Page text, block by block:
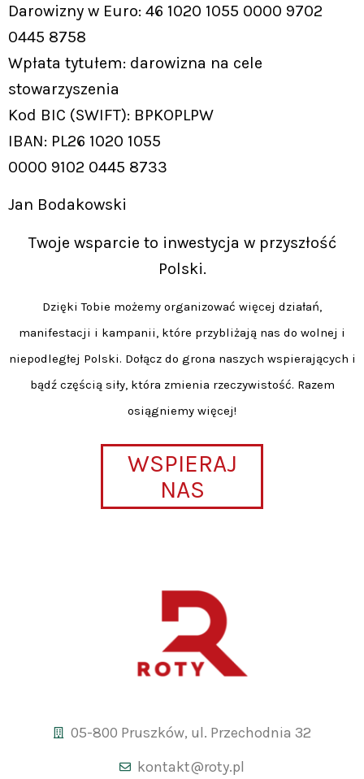
Darowizny w Euro: 46 1020 1055 0000 9702
0445 8758
Wpłata tytułem: darowizna na cele
stowarzyszenia
Kod BIC (SWIFT): BPKOPLPW
IBAN: PL26 1020 1055
0000 9102 0445 8733
Jan Bodakowski
Twoje wsparcie to inwestycja w przyszłość
Polski.
Dzięki Tobie możemy organizować więcej działań,
manifestacji i kampanii, które przybliżają nas do wolnej i
niepodległej Polski. Dołącz do grona naszych wspierających i
bądź częścią siły, która zmienia rzeczywistość. Razem
osiągniemy więcej!
WSPIERAJ
NAS
05-800 Pruszków, ul. Przechodnia 32
kontakt@roty.pl